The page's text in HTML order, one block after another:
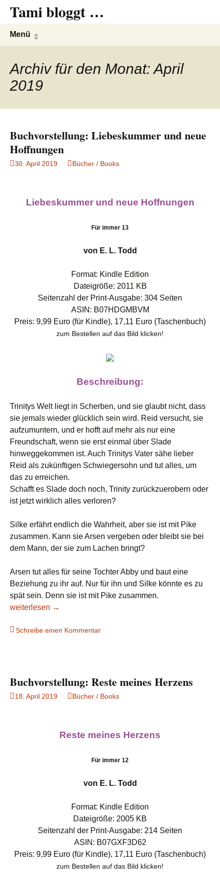
Tami bloggt …
Menü
Archiv für den Monat: April
2019
Buchvorstellung: Liebeskummer und neue
Hoffnungen
30. April 2019 Bücher / Books
Liebeskummer und neue Hoffnungen
Für immer 13
von E. L. Todd
Format: Kindle Edition
Dateigröße: 2011 KB
Seitenzahl der Print-Ausgabe: 304 Seiten
ASIN: B07HDGMBVM
Preis: 9,99 Euro (für Kindle), 17,11 Euro (Taschenbuch)
zum Bestellen auf das Bild klicken!
Beschreibung:
Trinitys Welt liegt in Scherben, und sie glaubt nicht, dass
sie jemals wieder glücklich sein wird. Reid versucht, sie
aufzumuntern, und er hofft auf mehr als nur eine
Freundschaft, wenn sie erst einmal über Slade
hinweggekommen ist. Auch Trinitys Vater sähe lieber
Reid als zukünftigen Schwiegersohn und tut alles, um
das zu erreichen.
Schafft es Slade doch noch, Trinity zurückzuerobern oder
ist jetzt wirklich alles verloren?
Silke erfährt endlich die Wahrheit, aber sie ist mit Pike
zusammen. Kann sie Arsen vergeben oder bleibt sie bei
dem Mann, der sie zum Lachen bringt?
Arsen tut alles für seine Tochter Abby und baut eine
Beziehung zu ihr auf. Nur für ihn und Silke könnte es zu
spät sein. Denn sie ist mit Pike zusammen.
Buchvorstellung: Liebeskummer und neue Hoffnungen
weiterlesen →
Schreibe einen Kommentar
Buchvorstellung: Reste meines Herzens
18. April 2019 Bücher / Books
Reste meines Herzens
Für immer 12
von E. L. Todd
Format: Kindle Edition
Dateigröße: 2005 KB
Seitenzahl der Print-Ausgabe: 214 Seiten
ASIN: B07GXF3D62
Preis: 9,99 Euro (für Kindle), 17,11 Euro (Taschenbuch)
zum Bestellen auf das Bild klicken!